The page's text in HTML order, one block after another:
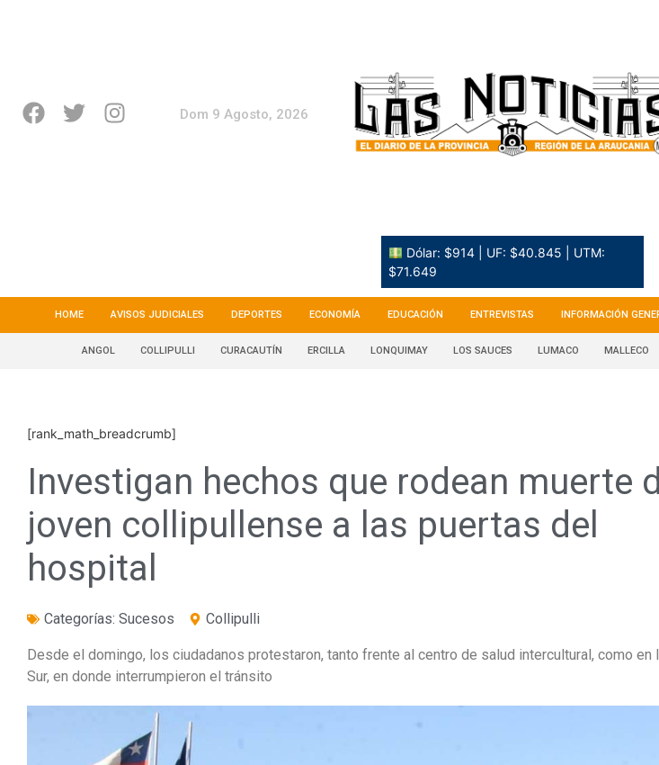
Dom 9 Agosto, 2026
Dólar: $914 | UF: $40.845 | UTM:
$71.649
HOME AVISOS JUDICIALES DEPORTES ECONOMÍA EDUCACIÓN ENTREVISTAS INFORMACIÓN
ANGOL COLLIPULLI CURACAUTÍN ERCILLA LONQUIMAY LOS SAUCES LUMACO MALLECO
[rank_math_breadcrumb]
Investigan hechos que rodean muerte
joven collipullense a las puertas del
hospital
Categorías: Sucesos Collipulli
Desde el domingo, los ciudadanos protestaron, tanto frente al centro de salud intercultural, como en
Sur, en donde interrumpieron el tránsito